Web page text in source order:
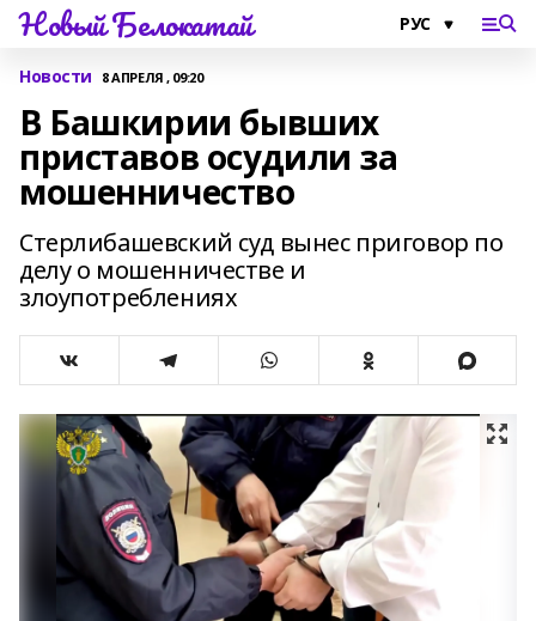
Новый Белокатай
Новости 8 АПРЕЛЯ , 09:20
В Башкирии бывших
приставов осудили за
мошенничество
Стерлибашевский суд вынес приговор по
делу о мошенничестве и
злоупотреблениях